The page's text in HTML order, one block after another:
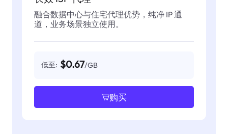
融合数据中心与住宅代理优势，纯净 IP 通
道，业务场景独立使用。
低至: $0.67/GB
购买